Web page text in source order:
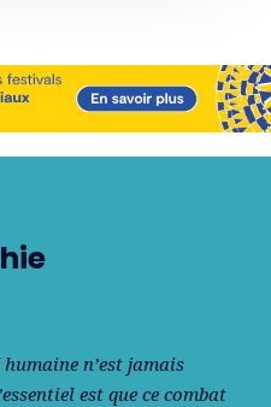
n’est jamais
est que ce combat